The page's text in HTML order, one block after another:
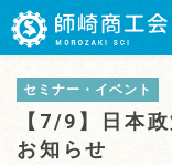
セミナー・イベント
【7/9】日本
お知らせ